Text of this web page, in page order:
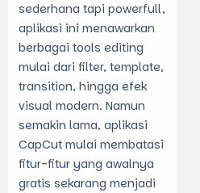
sederhana tapi powerfull,
aplikasi ini menawarkan
berbagai tools editing
mulai dari filter, template,
transition, hingga efek
visual modern. Namun
semakin lama, aplikasi
CapCut mulai membatasi
fitur-fitur yang awalnya
gratis sekarang menjadi